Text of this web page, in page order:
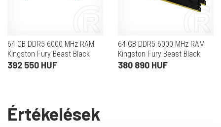
64 GB DDR5 6000 MHz RAM
Kingston Fury Beast Black
(2x32 GB)
392 550 HUF
64 GB DDR5 6000 MHz RAM
Kingston Fury Beast Black
EXPO(2x32 GB)
380 890 HUF
Értékelések